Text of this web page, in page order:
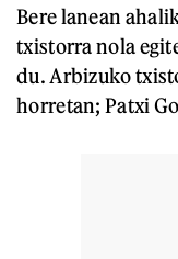
Bere lanean
txistorra nola
du. Arbizuko
horretan; Patxi